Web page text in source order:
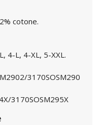
cotone.
4-L, 4-XL, 5-XXL.
3170SOSM290
3170SOSM295X